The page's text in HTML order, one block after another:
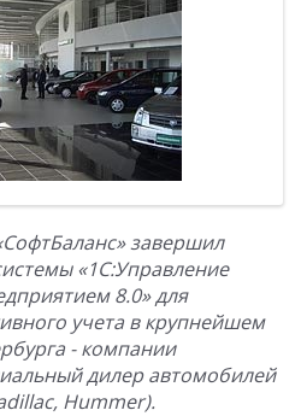
завершил
«1С:Управление
8.0» для
учета в крупнейшем
- компании
дилер автомобилей
Hummer).